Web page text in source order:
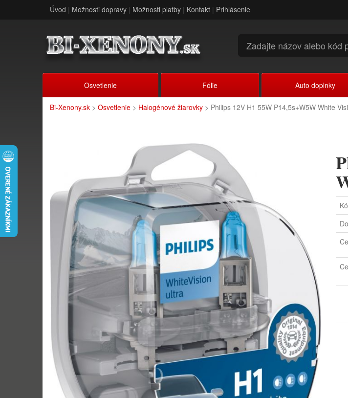
Úvod | Možnosti dopravy | Možnosti platby | Kontakt | Prihlásenie
Osvetlenie Fólie Auto doplnky
Bi-Xenony.sk > Osvetlenie > Halogénové žiarovky > Philips 12V H1 55W P14,5s+W5W White